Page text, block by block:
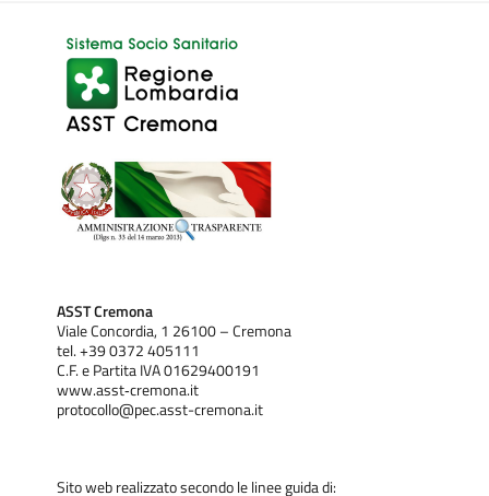
ASST Cremona
Viale Concordia, 1 26100 – Cremona
tel. +39 0372 405111
C.F. e Partita IVA 01629400191
www.asst‐cremona.it
protocollo@pec.asst-cremona.it
Sito web realizzato secondo le linee guida di: